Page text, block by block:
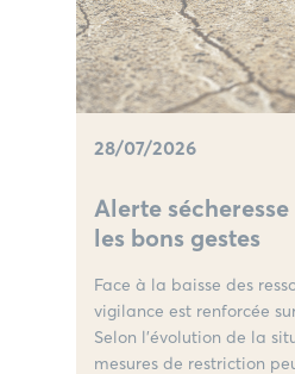
28/07/2026
Alerte
les bons gestes
Face à la baisse des
vigilance est renforcée
Selon l’évolution de la
mesures de restriction